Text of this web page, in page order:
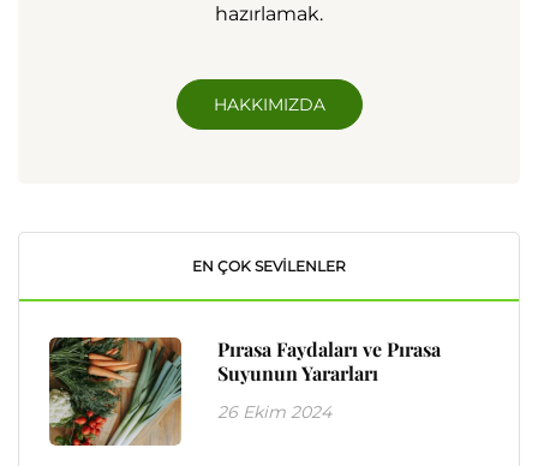
hazırlamak.
HAKKIMIZDA
EN ÇOK SEVILENLER
Pırasa Faydaları ve Pırasa
Suyunun Yararları
26 Ekim 2024